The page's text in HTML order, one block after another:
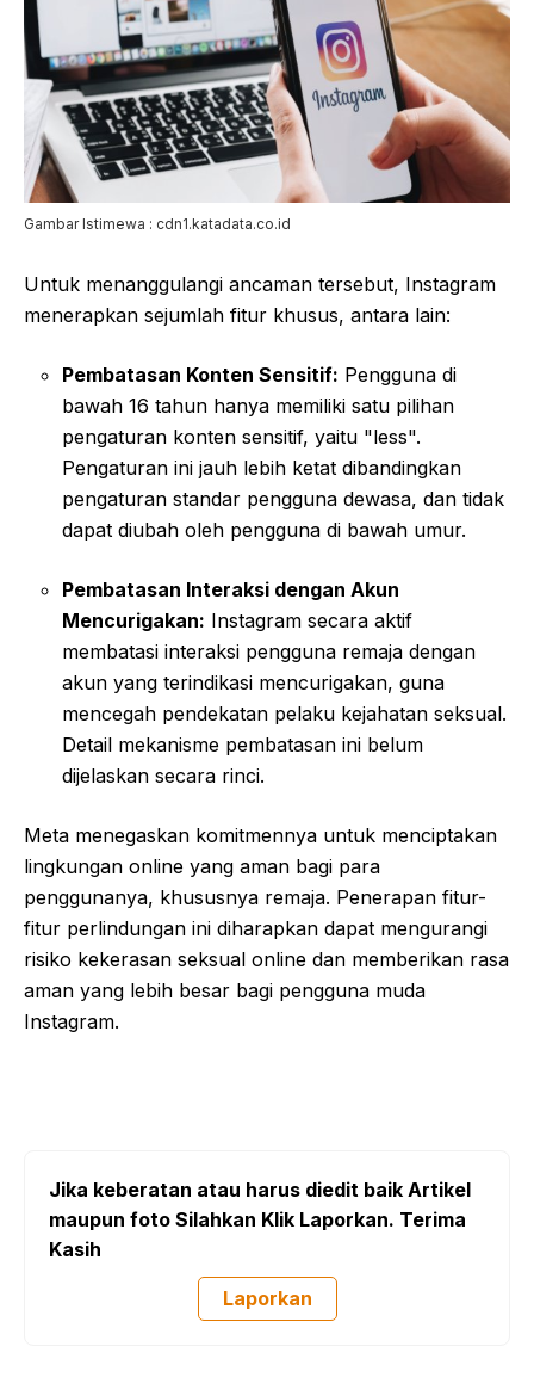
Gambar Istimewa : cdn1.katadata.co.id
Untuk menanggulangi ancaman tersebut, Instagram
menerapkan sejumlah fitur khusus, antara lain:
Pembatasan Konten Sensitif: Pengguna di
bawah 16 tahun hanya memiliki satu pilihan
pengaturan konten sensitif, yaitu "less".
Pengaturan ini jauh lebih ketat dibandingkan
pengaturan standar pengguna dewasa, dan tidak
dapat diubah oleh pengguna di bawah umur.
Pembatasan Interaksi dengan Akun
Mencurigakan: Instagram secara aktif
membatasi interaksi pengguna remaja dengan
akun yang terindikasi mencurigakan, guna
mencegah pendekatan pelaku kejahatan seksual.
Detail mekanisme pembatasan ini belum
dijelaskan secara rinci.
Meta menegaskan komitmennya untuk menciptakan
lingkungan online yang aman bagi para
penggunanya, khususnya remaja. Penerapan fitur-
fitur perlindungan ini diharapkan dapat mengurangi
risiko kekerasan seksual online dan memberikan rasa
aman yang lebih besar bagi pengguna muda
Instagram.
Jika keberatan atau harus diedit baik Artikel
maupun foto Silahkan Klik Laporkan. Terima
Kasih
Laporkan